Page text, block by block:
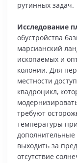
рутинных задач.
Исследование
обустройства
марсианский
ископаемых и
колонии. Для
местности
квадроцикл,
требуют
температуры
дополнительные
выходить за
отсутствие